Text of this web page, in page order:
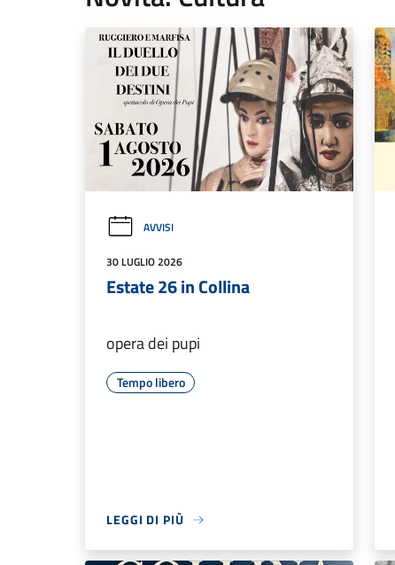
AVVISI
30 LUGLIO 2026
Estate 26 in Collina
opera dei pupi
Tempo libero
LEGGI DI PIÙ